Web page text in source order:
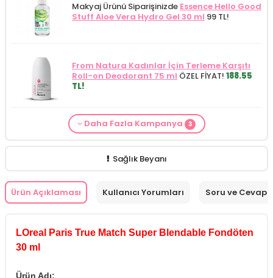
Makyaj Ürünü Siparişinizde Essence Hello Good
Stuff Aloe Vera Hydro Gel 30 ml 99 TL!
From Natura Kadınlar İçin Terleme Karşıtı
Roll-on Deodorant 75 ml ÖZEL FİYAT! 188.55
TL!
Makyaj Kategorisine Özel Fiyatİdea Derma
Loreal Parisürünlerinden 600 TL ve üzeri
siparişlerinizdeLoreal Paris Bright Reveal
Makyaj Ürünü Siparişinizdeİnnova Wash Gel
Daha Fazla Kampanya 3
Sağlık Beyanı
Ürün Açıklaması Kullanıcı Yorumları Soru ve Cevap
LOreal Paris True Match Super Blendable Fondöten
30 ml
Ürün Adı: